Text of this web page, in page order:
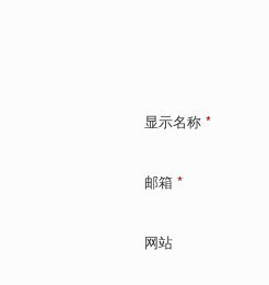
显示名称 *
邮箱 *
网站